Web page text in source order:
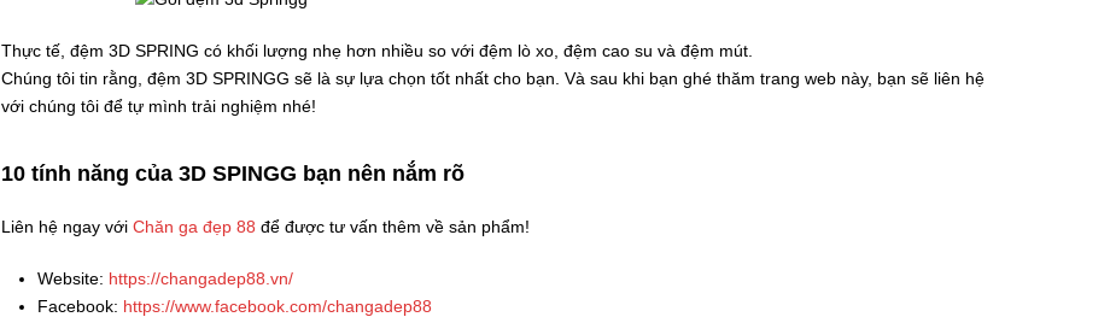
Thực tế, đệm 3D SPRING có khối lượng nhẹ hơn nhiều so với đệm lò xo, đệm cao su và đệm mút.
Chúng tôi tin rằng, đệm 3D SPRINGG sẽ là sự lựa chọn tốt nhất cho bạn. Và sau khi bạn ghé thăm trang web này, bạn sẽ liên hệ
với chúng tôi để tự mình trải nghiệm nhé!
10 tính năng của 3D SPINGG bạn nên nắm rõ
Liên hệ ngay với Chăn ga đẹp 88 để được tư vấn thêm về sản phẩm!
Website: https://changadep88.vn/
Facebook: https://www.facebook.com/changadep88